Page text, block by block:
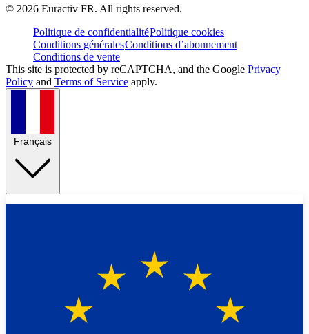
© 2026 Euractiv FR. All rights reserved.
Politique de confidentialitéPolitique cookies
Conditions généralesConditions d’abonnement
Conditions de vente
This site is protected by reCAPTCHA, and the Google Privacy
Policy and Terms of Service apply.
Français